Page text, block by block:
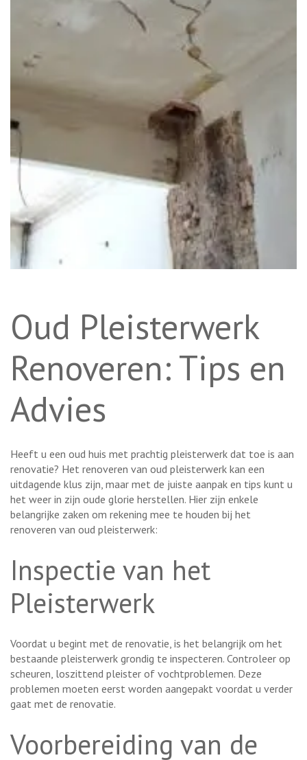
Oud Pleisterwerk
Renoveren: Tips en
Advies
Heeft u een oud huis met prachtig pleisterwerk dat toe is aan
renovatie? Het renoveren van oud pleisterwerk kan een
uitdagende klus zijn, maar met de juiste aanpak en tips kunt u
het weer in zijn oude glorie herstellen. Hier zijn enkele
belangrijke zaken om rekening mee te houden bij het
renoveren van oud pleisterwerk:
Inspectie van het
Pleisterwerk
Voordat u begint met de renovatie, is het belangrijk om het
bestaande pleisterwerk grondig te inspecteren. Controleer op
scheuren, loszittend pleister of vochtproblemen. Deze
problemen moeten eerst worden aangepakt voordat u verder
gaat met de renovatie.
Voorbereiding van de